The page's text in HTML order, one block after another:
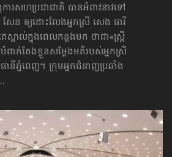
រសហប្រជាជាតិ បានអំពាវនាវទៅ​
ន ឲ្យដោះលែងអ្នកស្រី សេង ធារី
េស្គាល់ក្នុងពេលកន្លងមក ថាជា«ស្ត្រី
ពាក់តែងខ្លួនសម្ដែងមតិរបស់អ្នកស្រី
នីភ្នំពេញ។ ក្រុមអ្នកជំនាញប្រឆាំង